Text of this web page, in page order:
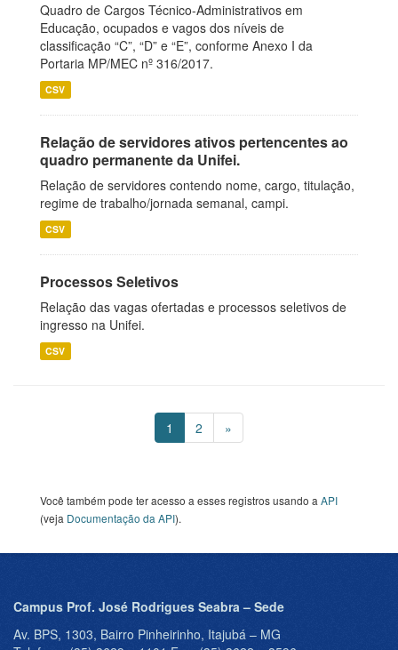
Quadro de Cargos Técnico-Administrativos em
Educação, ocupados e vagos dos níveis de
classificação “C”, “D” e “E”, conforme Anexo I da
Portaria MP/MEC nº 316/2017.
CSV
Relação de servidores ativos pertencentes ao
quadro permanente da Unifei.
Relação de servidores contendo nome, cargo, titulação,
regime de trabalho/jornada semanal, campi.
CSV
Processos Seletivos
Relação das vagas ofertadas e processos seletivos de
ingresso na Unifei.
CSV
1 2 »
Você também pode ter acesso a esses registros usando a API
(veja Documentação da API).
Campus Prof. José Rodrigues Seabra – Sede
Av. BPS, 1303, Bairro Pinheirinho, Itajubá – MG